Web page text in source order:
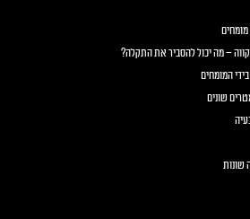
– מה יכול להסביר את התקלה?
המומחים
שונים
שונות